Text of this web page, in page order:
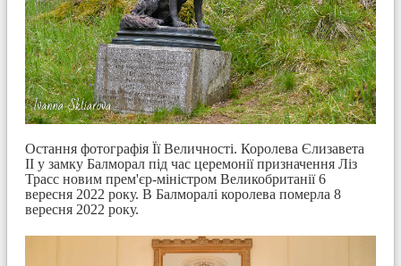
Остання фотографія Її Величності. Королева Єлизавета
II у замку Балморал під час церемонії призначення Ліз
Трасс новим прем'єр-міністром Великобританії 6
вересня 2022 року. В Балморалі королева померла 8
вересня 2022 року.